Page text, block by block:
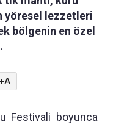
yöresel lezzetleri
bölgenin en özel
+A
Festivali boyunca